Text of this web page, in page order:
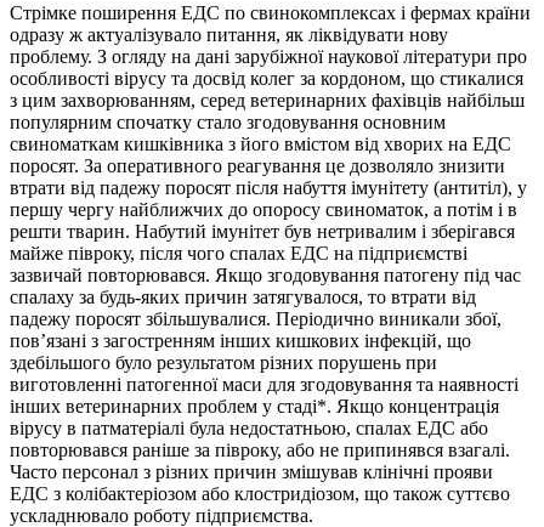
Стрімке поширення ЕДС по свинокомплексах і фермах країни
одразу ж актуалізувало питання, як ліквідувати нову
проблему. З огляду на дані зарубіжної наукової літератури про
особливості вірусу та досвід колег за кордоном, що стикалися
з цим захворюванням, серед ветеринарних фахівців найбільш
популярним спочатку стало згодовування основним
свиноматкам кишківника з його вмістом від хворих на ЕДС
поросят. За оперативного реагування це дозволяло знизити
втрати від падежу поросят після набуття імунітету (антитіл), у
першу чергу найближчих до опоросу свиноматок, а потім і в
решти тварин. Набутий імунітет був нетривалим і зберігався
майже півроку, після чого спалах ЕДС на підприємстві
зазвичай повторювався. Якщо згодовування патогену під час
спалаху за будь-яких причин затягувалося, то втрати від
падежу поросят збільшувалися. Періодично виникали збої,
пов’язані з загостренням інших кишкових інфекцій, що
здебільшого було результатом різних порушень при
виготовленні патогенної маси для згодовування та наявності
інших ветеринарних проблем у стаді*. Якщо концентрація
вірусу в патматеріалі була недостатньою, спалах ЕДС або
повторювався раніше за півроку, або не припинявся взагалі.
Часто персонал з різних причин змішував клінічні прояви
ЕДС з колібактеріозом або клостридіозом, що також суттєво
ускладнювало роботу підприємства.